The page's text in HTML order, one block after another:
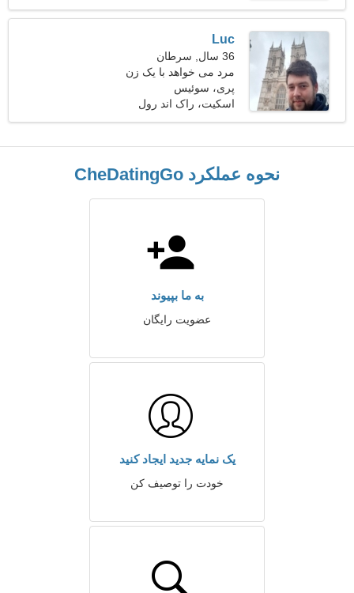
Luc
36 سال, سرطان
مرد می خواهد با یک زن
ملاقات کند 27-31
پری، سوئیس
اسکیت، راک اند رول
نحوه عملکرد CheDatingGo
به ما بپیوند
عضویت رایگان
یک نمایه جدید ایجاد کنید
خودت را توصیف کن